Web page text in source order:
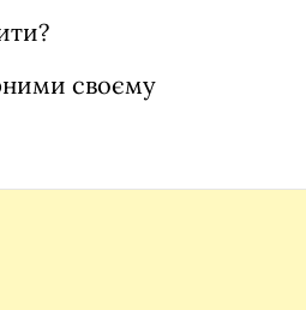
своєму